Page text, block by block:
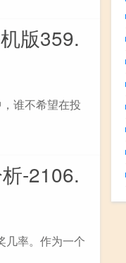
版359.
谁不希望在投
-2106.
几率。作为一个